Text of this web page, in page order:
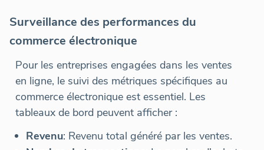
Surveillance des performances du
commerce électronique
Pour les entreprises engagées dans les ventes
en ligne, le suivi des métriques spécifiques au
commerce électronique est essentiel. Les
tableaux de bord peuvent afficher :
Revenu: Revenu total généré par les ventes.